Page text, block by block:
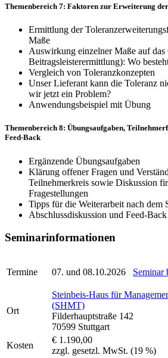
Themenbereich 7: Faktoren zur Erweiterung
Ermittlung der
Maße
Auswirkung einzelner Maße auf das
Beitragsleisterermittlung): Wo
Vergleich von Toleranzkonzepten
Unser Lieferant kann die Toleranz
wir jetzt ein Problem?
Anwendungsbeispiel mit Übung
Themenbereich 8: Übungsaufgaben,
Feed-Back
Ergänzende Übungsaufgaben
Klärung offener Fragen und
Teilnehmerkreis sowie Diskussion
Fragestellungen
Tipps für die Weiterarbeit nach dem
Abschlussdiskussion und Feed-Back
Seminarinformationen
Termine 07. und 08.10.2026 Seminar
Ort
Steinbeis-Haus für
(SHMT)
Filderhauptstraße 142
70599 Stuttgart
Kosten
€ 1.190,00
zzgl. gesetzl. MwSt. (19 %)